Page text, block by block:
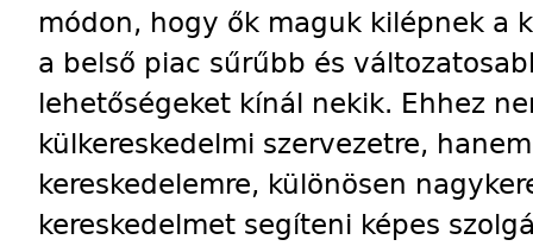
módon, hogy ők maguk kilépnek a
a belső piac sűrűbb és
lehetőségeket kínál nekik. Ehhez
külkereskedelmi szervezetre,
kereskedelemre, különösen
kereskedelmet segíteni képes